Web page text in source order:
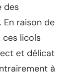
des
En raison de
licols
et délicat
à